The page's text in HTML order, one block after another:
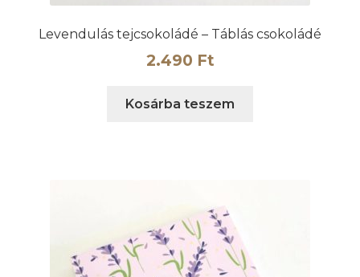
Levendulás tejcsokoládé – Táblás csokoládé
2.490 Ft
Kosárba teszem